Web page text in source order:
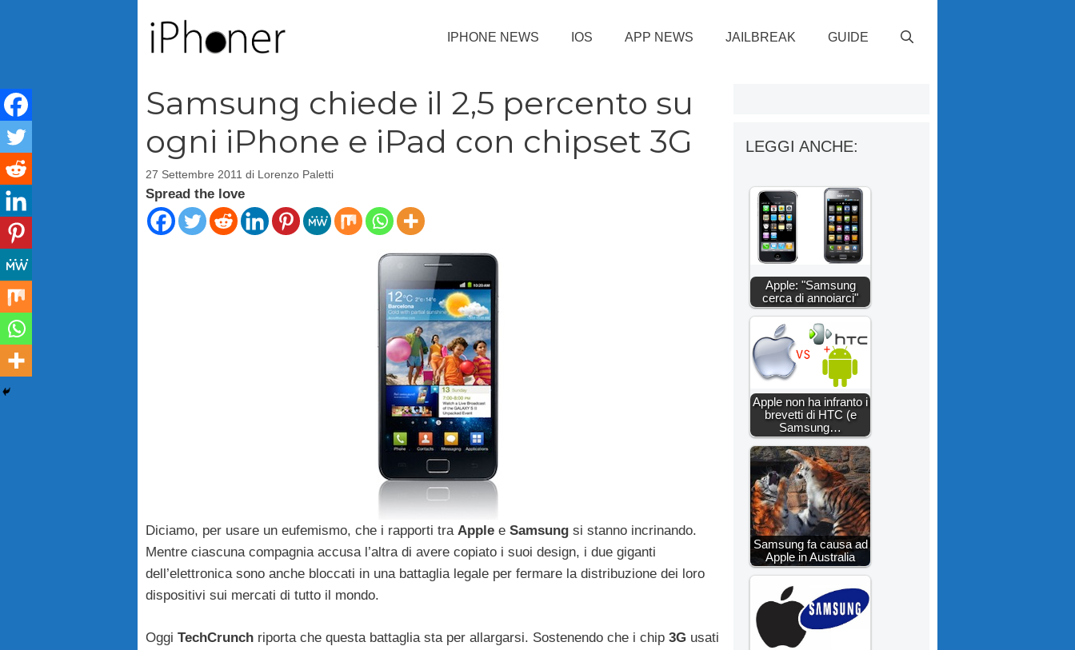
IPHONE NEWS IOS APP NEWS JAILBREAK GUIDE
Samsung chiede il 2,5 percento su
ogni iPhone e iPad con chipset 3G
27 Settembre 2011 di Lorenzo Paletti
Spread the love
Diciamo, per usare un eufemismo, che i rapporti tra Apple e Samsung si stanno incrinando.
Mentre ciascuna compagnia accusa l’altra di avere copiato i suoi design, i due giganti
dell’elettronica sono anche bloccati in una battaglia legale per fermare la distribuzione dei loro
dispositivi sui mercati di tutto il mondo.
Oggi TechCrunch riporta che questa battaglia sta per allargarsi. Sostenendo che i chip 3G usati
LEGGI ANCHE:
Apple: "Samsung
cerca di annoiarci"
Apple non ha infranto i
brevetti di HTC (e
Samsung…
Samsung fa causa ad
Apple in Australia